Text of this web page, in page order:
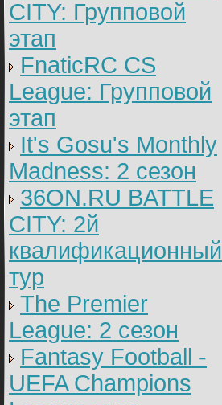
CITY: Групповой
этап
FnaticRC CS
League: Групповой
этап
It's Gosu's Monthly
Madness: 2 сезон
36ON.RU BATTLE
CITY: 2й
квалификационный
тур
The Premier
League: 2 cезон
Fantasy Football -
UEFA Champions